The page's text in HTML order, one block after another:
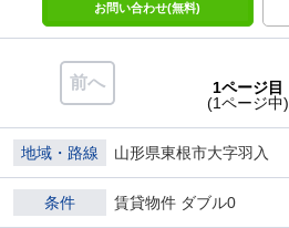
お問い合わせ(無料)
前へ
1ページ目
(1ページ中)
地域・路線 山形県東根市大字羽入
条件 賃貸物件 ダブル0